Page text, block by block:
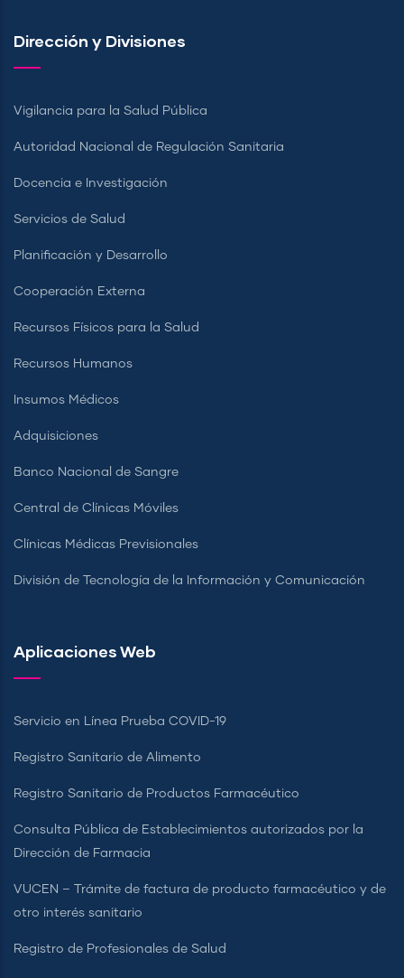
Dirección y Divisiones
Vigilancia para la Salud Pública
Autoridad Nacional de Regulación Sanitaria
Docencia e Investigación
Servicios de Salud
Planificación y Desarrollo
Cooperación Externa
Recursos Físicos para la Salud
Recursos Humanos
Insumos Médicos
Adquisiciones
Banco Nacional de Sangre
Central de Clínicas Móviles
Clínicas Médicas Previsionales
División de Tecnología de la Información y Comunicación
Aplicaciones Web
Servicio en Línea Prueba COVID-19
Registro Sanitario de Alimento
Registro Sanitario de Productos Farmacéutico
Consulta Pública de Establecimientos autorizados por la
Dirección de Farmacia
VUCEN – Trámite de factura de producto farmacéutico y de
otro interés sanitario
Registro de Profesionales de Salud